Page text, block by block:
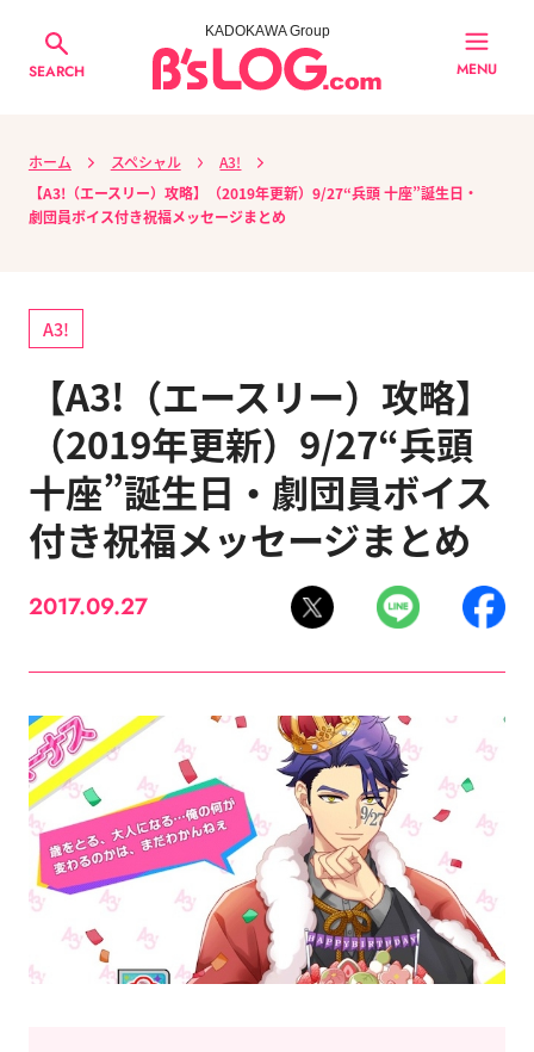
SEARCH
KADOKAWA Group
MENU
ホーム スペシャル
A3!
【A3!（エースリー）攻略】（2019年更新）9/27“兵頭 十座”誕生日・
劇団員ボイス付き祝福メッセージまとめ
A3!
【A3!（エースリー）攻略】
（2019年更新）9/27“兵頭
十座”誕生日・劇団員ボイス
付き祝福メッセージまとめ
2017.09.27